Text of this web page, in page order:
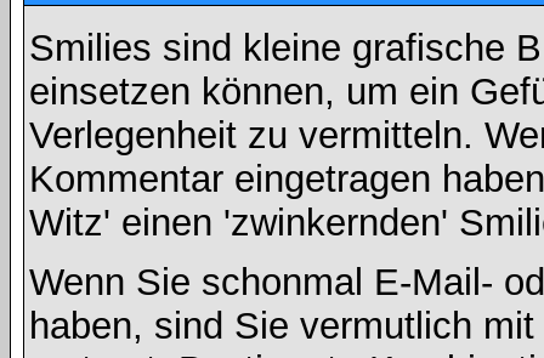
Smilies sind kleine grafische
einsetzen können, um ein
Verlegenheit zu vermitteln.
Kommentar eingetragen
Witz' einen 'zwinkernden'
Wenn Sie schonmal E-Mail-
haben, sind Sie vermutlich